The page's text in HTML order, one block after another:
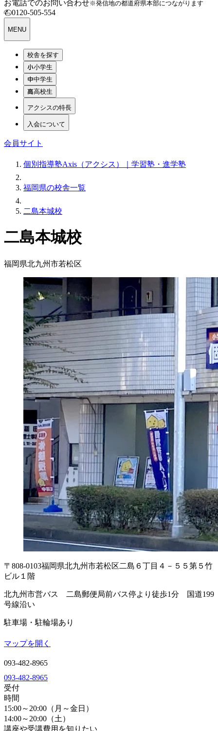
お電話でのお問い合わせ※発信地の都道府県本部につながります
0120-505-554
MENU
校舎を探す
小学生
中学生
高校生
アクシスの特長
入会について
会員サイト
個別指導塾Axis（アクシス）｜学習塾・進学塾
福岡県の校舎一覧
二島本城校
二島本城校
福岡県北九州市若松区
〒808-0103福岡県北九州市若松区二島６丁目４－５５ 第５竹
ビル１階
北九州市営バス 二島郵便局前バス停より徒歩1分 国道199
号線沿い
駐車場・駐輪場あり
マップを開く
093-482-8965
093-482-8965
受付
時間
15:00～20:00（月～金日）
14:00～20:00（土）
講座や受講費用を知りたい